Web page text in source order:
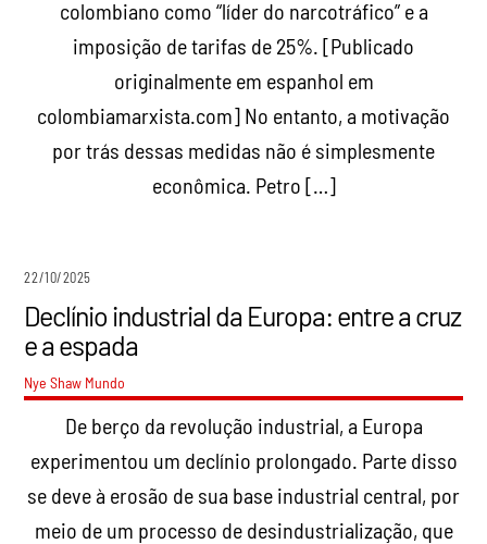
colombiano como “líder do narcotráfico” e a
imposição de tarifas de 25%. [Publicado
originalmente em espanhol em
colombiamarxista.com] No entanto, a motivação
por trás dessas medidas não é simplesmente
econômica. Petro […]
22/10/2025
Declínio industrial da Europa: entre a cruz
e a espada
Nye Shaw Mundo
De berço da revolução industrial, a Europa
experimentou um declínio prolongado. Parte disso
se deve à erosão de sua base industrial central, por
meio de um processo de desindustrialização, que